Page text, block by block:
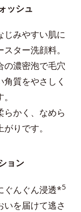
ッシュ
じみやすい肌に
ター洗顔料。
の濃密泡で毛穴
角質をやさしく
らかく、なめら
りです。
ョン
ぐんぐん浸透*5
いを届けて逃さ